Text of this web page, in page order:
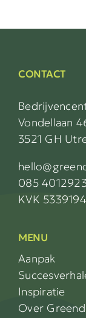
CONTACT
Vondellaan
3521 GH
085 4012923
KVK
MENU
Aanpak
Inspiratie
Over